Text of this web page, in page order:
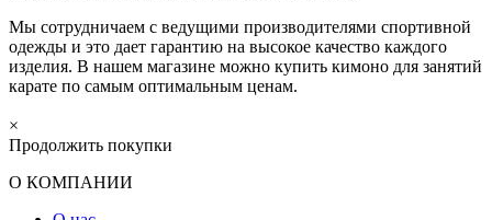
Мы сотрудничаем с ведущими производителями спортивной
одежды и это дает гарантию на высокое качество каждого
изделия. В нашем магазине можно купить кимоно для занятий
карате по самым оптимальным ценам.
×
Продолжить покупки
О КОМПАНИИ